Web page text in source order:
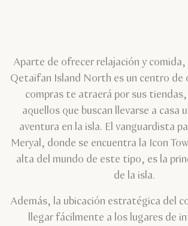
Aparte de ofrecer relajación y comida,
Qetaifan Island North es un centro de
compras te atraerá por sus
aquellos que buscan llevarse a casa
aventura en la isla. El vanguardista
Meryal, donde se encuentra la Icon
alta del mundo de este tipo, es la
de la isla.
Además, la ubicación estratégica del
llegar fácilmente a los lugares de